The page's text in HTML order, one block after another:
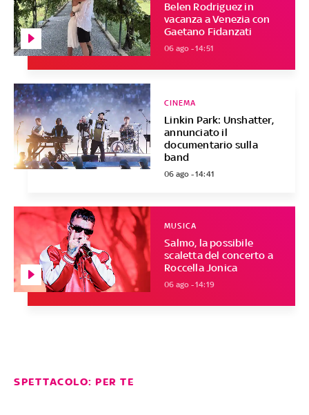
Belen Rodriguez in
vacanza a Venezia con
Gaetano Fidanzati
06 ago - 14:51
Linkin Park: Unshatter,
annunciato il
documentario sulla
band
CINEMA
06 ago - 14:41
Salmo, la possibile
scaletta del concerto a
Roccella Jonica
MUSICA
06 ago - 14:19
SPETTACOLO: PER TE